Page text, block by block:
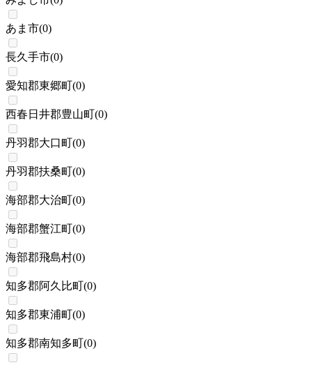
あま市(0)
長久手市(0)
愛知郡東郷町(0)
西春日井郡豊山町(0)
丹羽郡大口町(0)
丹羽郡扶桑町(0)
海部郡大治町(0)
海部郡蟹江町(0)
海部郡飛島村(0)
知多郡阿久比町(0)
知多郡東浦町(0)
知多郡南知多町(0)